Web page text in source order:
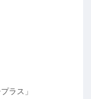
ラス」